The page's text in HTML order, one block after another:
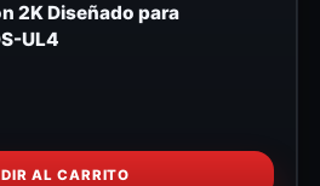
2K Diseñado para
UL4
AL CARRITO